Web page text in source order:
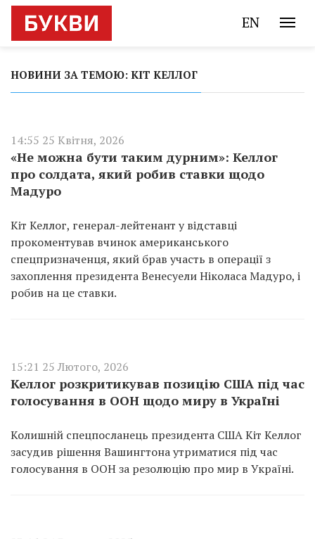
EN
НОВИНИ ЗА ТЕМОЮ: КІТ КЕЛЛОГ
14:55 25 Квітня, 2026
«Не можна бути таким дурним»: Келлог
про солдата, який робив ставки щодо
Мадуро
Кіт Келлог, генерал-лейтенант у відставці
прокоментував вчинок американського
спецпризначенця, який брав участь в операції з
захоплення президента Венесуели Ніколаса Мадуро, і
робив на це ставки.
15:21 25 Лютого, 2026
Келлог розкритикував позицію США під час
голосування в ООН щодо миру в Україні
Колишній спецпосланець президента США Кіт Келлог
засудив рішення Вашингтона утриматися під час
голосування в ООН за резолюцію про мир в Україні.